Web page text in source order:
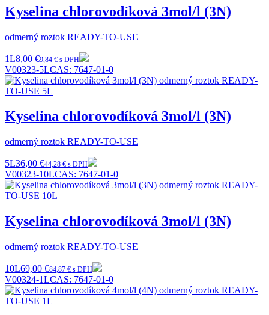
Kyselina chlorovodíková 3mol/l (3N)
odmerný roztok READY-TO-USE
1L8,00 €9,84 € s DPH
V00323-5LCAS: 7647-01-0
Kyselina chlorovodíková 3mol/l (3N)
odmerný roztok READY-TO-USE
5L36,00 €44,28 € s DPH
V00323-10LCAS: 7647-01-0
Kyselina chlorovodíková 3mol/l (3N)
odmerný roztok READY-TO-USE
10L69,00 €84,87 € s DPH
V00324-1LCAS: 7647-01-0